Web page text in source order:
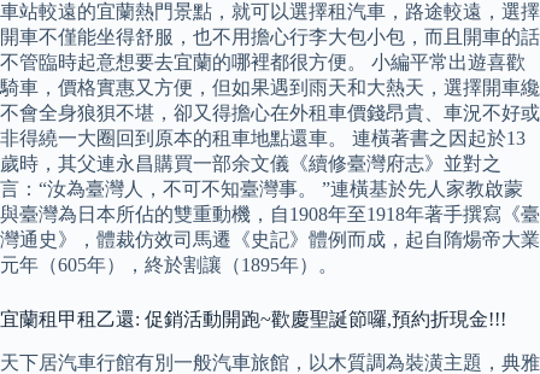
車站較遠的宜蘭熱門景點，就可以選擇租汽車，路途較遠，選擇
開車不僅能坐得舒服，也不用擔心行李大包小包，而且開車的話
不管臨時起意想要去宜蘭的哪裡都很方便。 小編平常出遊喜歡
騎車，價格實惠又方便，但如果遇到雨天和大熱天，選擇開車纔
不會全身狼狽不堪，卻又得擔心在外租車價錢昂貴、車況不好或
非得繞一大圈回到原本的租車地點還車。 連橫著書之因起於13
歲時，其父連永昌購買一部余文儀《續修臺灣府志》並對之
言：“汝為臺灣人，不可不知臺灣事。 ”連橫基於先人家教啟蒙
與臺灣為日本所佔的雙重動機，自1908年至1918年著手撰寫《臺
灣通史》，體裁仿效司馬遷《史記》體例而成，起自隋煬帝大業
元年（605年），終於割讓（1895年）。
宜蘭租甲租乙還: 促銷活動開跑~歡慶聖誕節囉,預約折現金!!!
天下居汽車行館有別一般汽車旅館，以木質調為裝潢主題，典雅